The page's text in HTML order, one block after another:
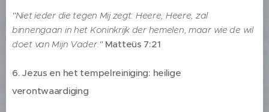
"Niet ieder die tegen Mij zegt: Heere, Heere, zal
binnengaan in het Koninkrijk der hemelen, maar wie de wil
doet van Mijn Vader." Matteüs 7:21
6. Jezus en het tempelreiniging: heilige
verontwaardiging